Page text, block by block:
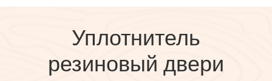
Уплотнитель
резиновый двери